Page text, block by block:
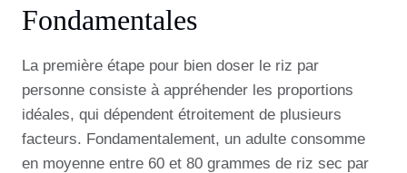
Fondamentales
La première étape pour bien doser le riz par
personne consiste à appréhender les proportions
idéales, qui dépendent étroitement de plusieurs
facteurs. Fondamentalement, un adulte consomme
en moyenne entre 60 et 80 grammes de riz sec par